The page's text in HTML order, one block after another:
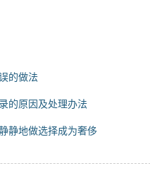
的做法
的原因及处理办法
静地做选择成为奢侈